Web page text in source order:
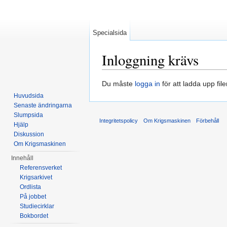
Inloggning krävs
Du måste logga in för att ladda upp
Specialsida
Huvudsida
Senaste ändringarna
Slumpsida
Hjälp
Diskussion
Om Krigsmaskinen
Innehåll
Referensverket
Krigsarkivet
Ordlista
På jobbet
Studiecirklar
Bokbordet
Integritetspolicy Om Krigsmaskinen Förbehåll